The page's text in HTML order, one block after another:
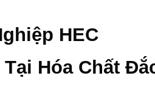
HEC
Hóa Chất